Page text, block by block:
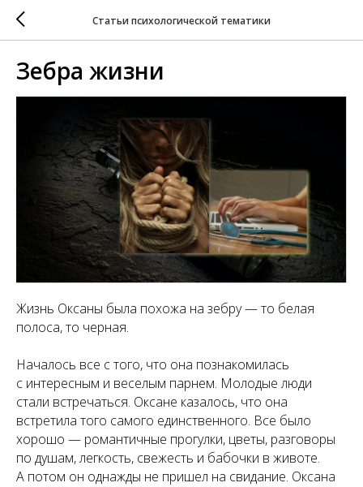
Статьи психологической тематики
Зебра жизни
Жизнь Оксаны была похожа на зебру — то белая
полоса, то черная.
Началось все с того, что она познакомилась
с интересным и веселым парнем. Молодые люди
стали встречаться. Оксане казалось, что она
встретила того самого единственного. Все было
хорошо — романтичные прогулки, цветы, разговоры
по душам, легкость, свежесть и бабочки в животе.
А потом он однажды не пришел на свидание. Оксана